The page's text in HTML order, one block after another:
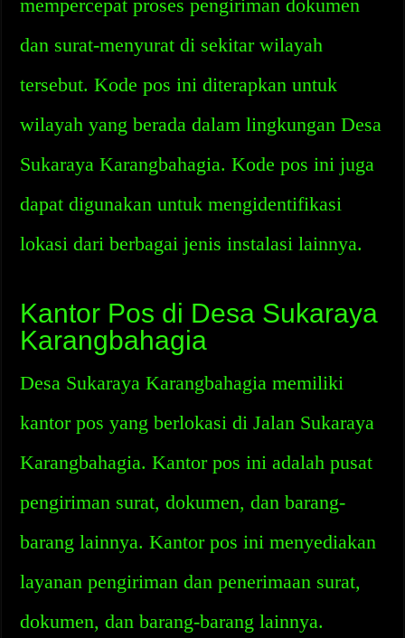
mempercepat proses pengiriman dokumen
dan surat-menyurat di sekitar wilayah
tersebut. Kode pos ini diterapkan untuk
wilayah yang berada dalam lingkungan Desa
Sukaraya Karangbahagia. Kode pos ini juga
dapat digunakan untuk mengidentifikasi
lokasi dari berbagai jenis instalasi lainnya.
Kantor Pos di Desa Sukaraya
Karangbahagia
Desa Sukaraya Karangbahagia memiliki
kantor pos yang berlokasi di Jalan Sukaraya
Karangbahagia. Kantor pos ini adalah pusat
pengiriman surat, dokumen, dan barang-
barang lainnya. Kantor pos ini menyediakan
layanan pengiriman dan penerimaan surat,
dokumen, dan barang-barang lainnya.